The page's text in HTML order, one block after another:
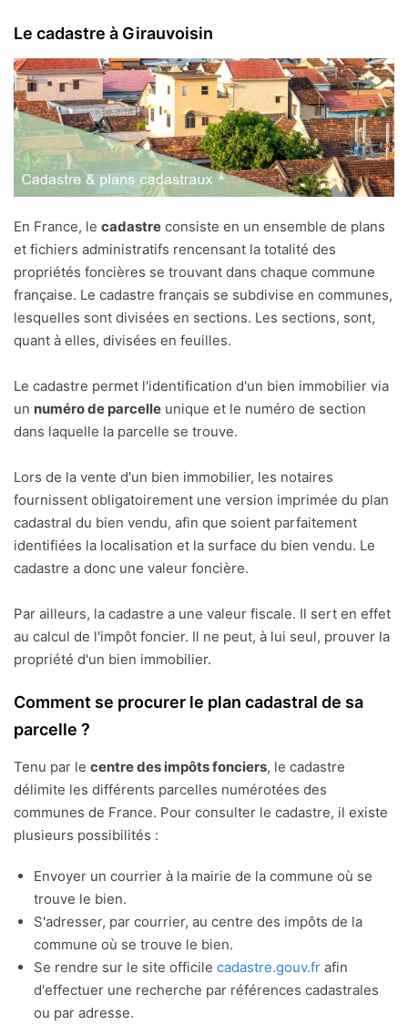
Le cadastre à Girauvoisin
En France, le cadastre consiste en un ensemble de plans
et fichiers administratifs rencensant la totalité des
propriétés foncières se trouvant dans chaque commune
française. Le cadastre français se subdivise en communes,
lesquelles sont divisées en sections. Les sections, sont,
quant à elles, divisées en feuilles.
Le cadastre permet l'identification d'un bien immobilier via
un numéro de parcelle unique et le numéro de section
dans laquelle la parcelle se trouve.
Lors de la vente d'un bien immobilier, les notaires
fournissent obligatoirement une version imprimée du plan
cadastral du bien vendu, afin que soient parfaitement
identifiées la localisation et la surface du bien vendu. Le
cadastre a donc une valeur foncière.
Par ailleurs, la cadastre a une valeur fiscale. Il sert en effet
au calcul de l'impôt foncier. Il ne peut, à lui seul, prouver la
propriété d'un bien immobilier.
Comment se procurer le plan cadastral de sa
parcelle ?
Tenu par le centre des impôts fonciers, le cadastre
délimite les différents parcelles numérotées des
communes de France. Pour consulter le cadastre, il existe
plusieurs possibilités :
Envoyer un courrier à la mairie de la commune où se
trouve le bien.
S'adresser, par courrier, au centre des impôts de la
commune où se trouve le bien.
Se rendre sur le site officile cadastre.gouv.fr afin
d'effectuer une recherche par références cadastrales
ou par adresse.